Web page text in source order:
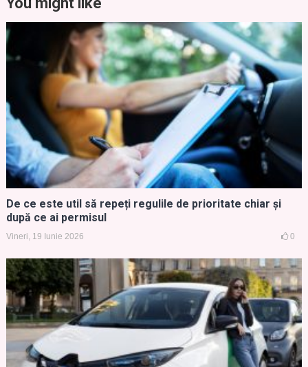
De ce este util să repeți regulile de prioritate chiar și
după ce ai permisul
Vineri, 19 Iunie 2026 0